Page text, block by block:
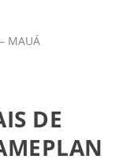
MAUÁ
DE